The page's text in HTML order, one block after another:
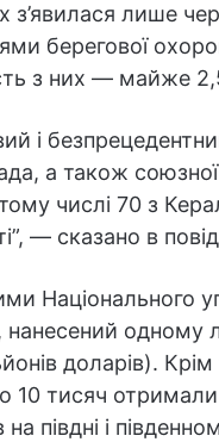
з’явилася лише
берегової
з них — майже
і
а також союзної
числі 70 з
— сказано в
Національного
нанесений одному
доларів).
10 тисяч отримали
на півдні і